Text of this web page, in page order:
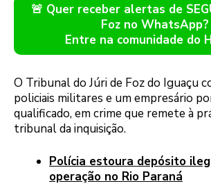
🚨 Quer receber alertas de
Foz no WhatsApp?
Entre na comunidade do
O Tribunal do Júri de Foz do Iguaçu
policiais militares e um empresário
qualificado, em crime que remete à
tribunal da inquisição.
Polícia estoura depósito
operação no Rio Paraná